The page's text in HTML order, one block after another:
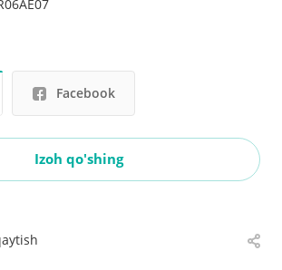
Facebook
Izoh qo'shing